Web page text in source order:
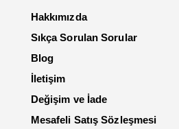
Hakkımızda
Sıkça Sorulan Sorular
Blog
İletişim
Değişim ve İade
Mesafeli Satış Sözleşmesi